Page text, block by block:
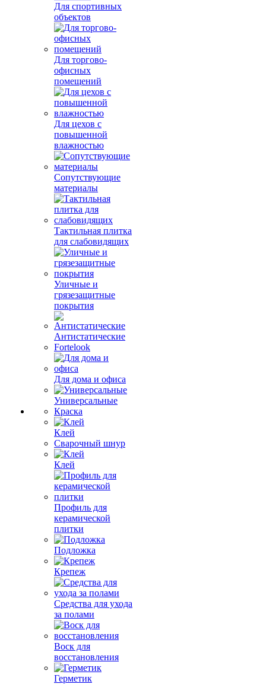
Для спортивных
объектов
Для торгово-
офисных
помещений
Для цехов с
повышенной
влажностью
Сопутствующие
материалы
Тактильная плитка
для слабовидящих
Уличные и
грязезащитные
покрытия
Антистатические
Fortelook
Для дома и офиса
Универсальные
Краска
Клей
Сварочный шнур
Клей
Профиль для
керамической
плитки
Подложка
Крепеж
Средства для ухода
за полами
Воск для
восстановления
Герметик